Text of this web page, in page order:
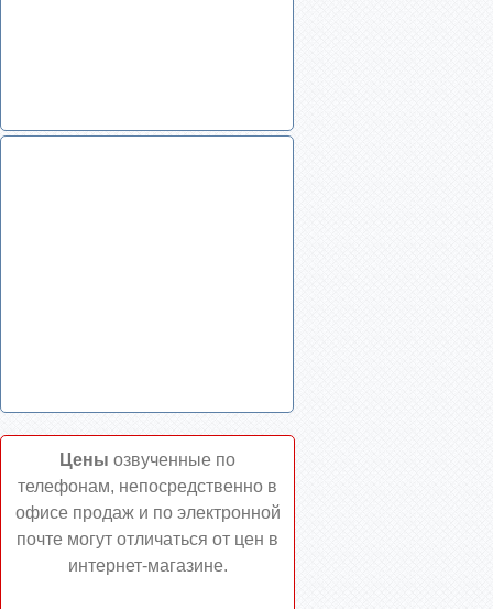
Цены озвученные по
телефонам, непосредственно в
офисе продаж и по электронной
почте могут отличаться от цен в
интернет-магазине.